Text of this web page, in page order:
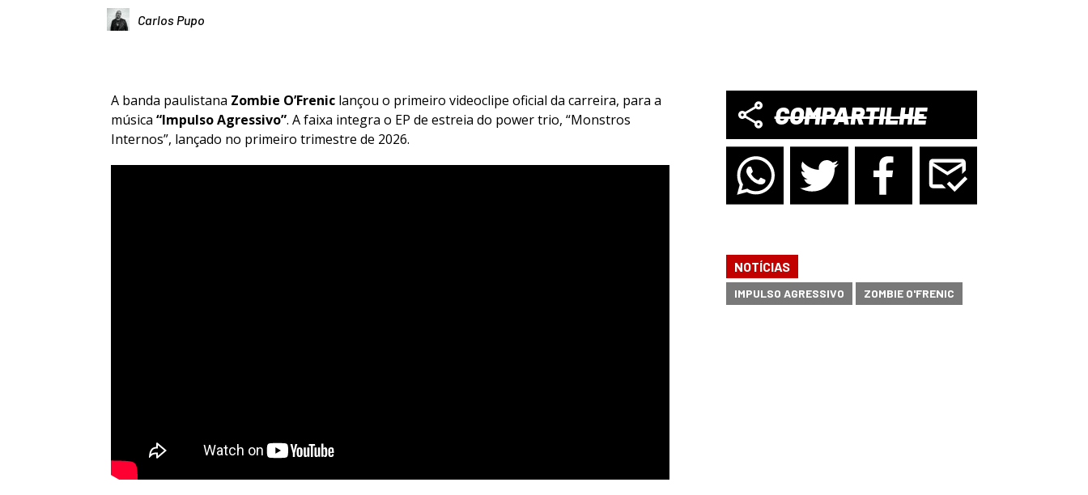
Carlos Pupo
A banda paulistana Zombie O’Frenic lançou o primeiro videoclipe oficial da carreira, para a
música “Impulso Agressivo”. A faixa integra o EP de estreia do power trio, “Monstros
Internos”, lançado no primeiro trimestre de 2026.
COMPARTILHE
NOTÍCIAS
IMPULSO AGRESSIVO ZOMBIE O'FRENIC